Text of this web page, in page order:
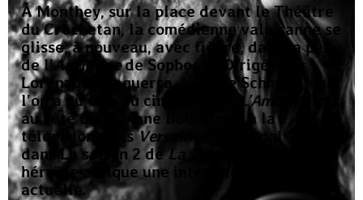
À Monthey, sur la place devant le Théâtre
du Crochetan, la comédienne valaisanne se
glisse, à nouveau, avec fièvre, dans la peau
de l’Antigonede Sophocle. Dirigée par
Lorenzo Malaguerra, Noémie Schmidt, que
l’on a pu voir au cinéma dans L’Amour Flou
au côté de Romane Bohringer, à la
télévision dansVersailles
sur Canal + ou
dans La saison 2 deLa Trêve
donne à cette
héroïne antique une intensité rare et
actuelle.